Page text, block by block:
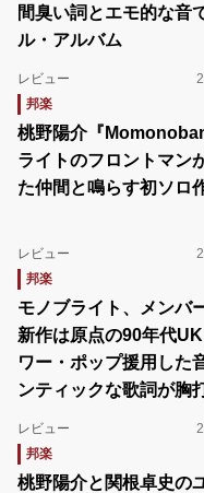
間臭い詞とエモ的な音
ル・アルバム
レビュー
邦楽
桃野陽介『
ライトのフロントマン
た仲間と鳴らす初ソロ
レビュー
邦楽
モノブライト、メンバ
新作は原点の90年代
ワー・ポップ援用した
ンティックな歌詞が胸
レビュー
邦楽
桃野陽介と関根卓史の